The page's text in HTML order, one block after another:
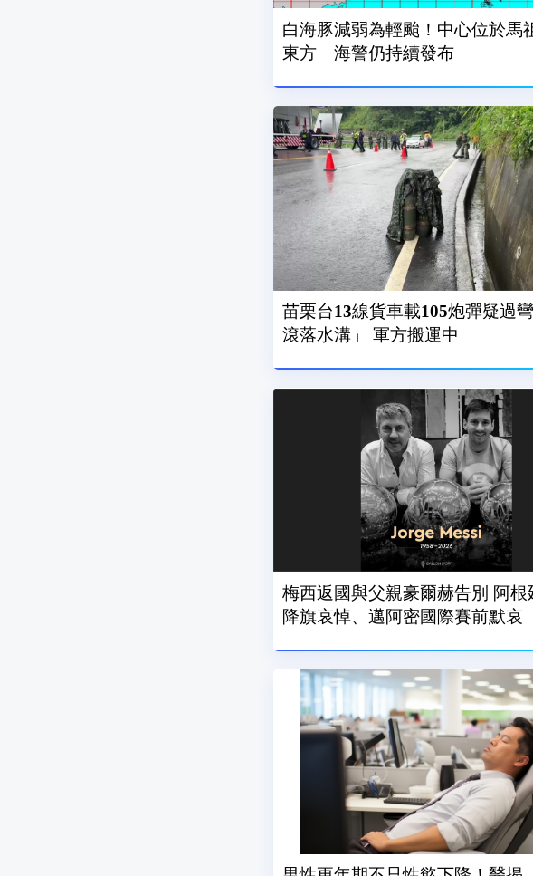
白海豚減弱為輕颱！中心位於馬
東方 海警仍持續發布
苗栗台13線貨車載105炮彈疑過
滾落水溝」 軍方搬運中
梅西返國與父親豪爾赫告別 阿根
降旗哀悼、邁阿密國際賽前默哀